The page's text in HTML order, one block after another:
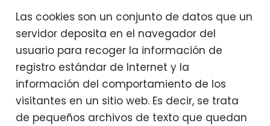
Las cookies son un conjunto de datos que un
servidor deposita en el navegador del
usuario para recoger la información de
registro estándar de Internet y la
información del comportamiento de los
visitantes en un sitio web. Es decir, se trata
de pequeños archivos de texto que quedan